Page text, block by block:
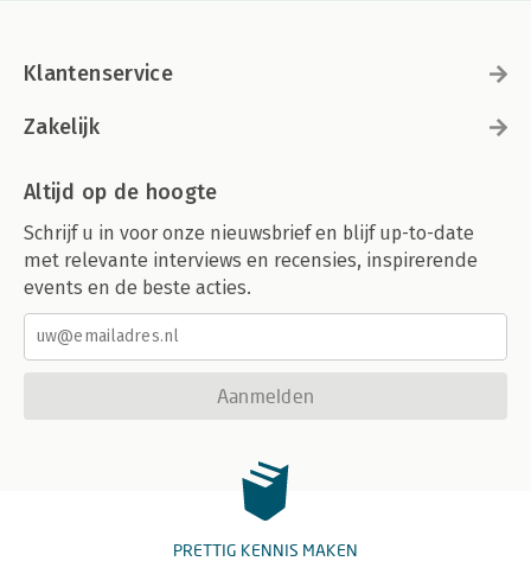
Klantenservice
Zakelijk
Altijd op de hoogte
Schrijf u in voor onze nieuwsbrief en blijf up-to-date
met relevante interviews en recensies, inspirerende
events en de beste acties.
Aanmelden
PRETTIG KENNIS MAKEN